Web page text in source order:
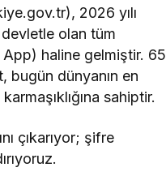
2026 yılı
olan tüm
App) haline gelmiştir. 65
bugün dünyanın en
sahiptir.
çıkarıyor; şifre